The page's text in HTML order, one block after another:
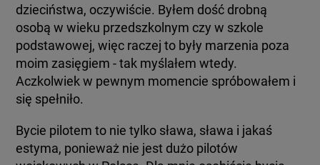
dzieciństwa, oczywiście. Byłem dość drobną
osobą w wieku przedszkolnym czy w szkole
podstawowej, więc raczej to były marzenia poza
moim zasięgiem - tak myślałem wtedy.
Aczkolwiek w pewnym momencie spróbowałem i
się spełniło.
Bycie pilotem to nie tylko sława, sława i jakaś
estyma, ponieważ nie jest dużo pilotów